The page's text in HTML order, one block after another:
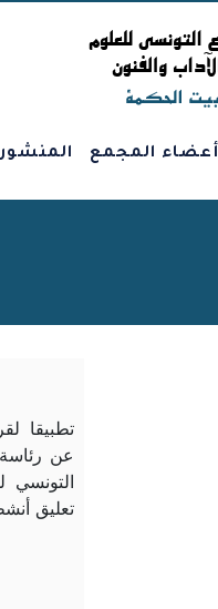
أعضاء المجمع
تطبيقا
التونسي
تعليق